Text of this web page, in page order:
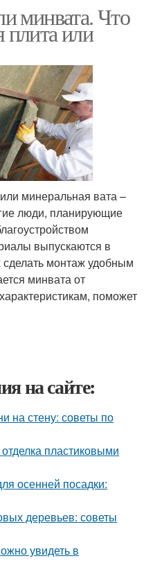
минвата. Что
плита или
минеральная вата –
люди, планирующие
выпускаются в
монтаж удобным
минвата от
поможет
на сайте:
на стену: советы по
пластиковыми
осенней посадки:
деревьев: советы
увидеть в